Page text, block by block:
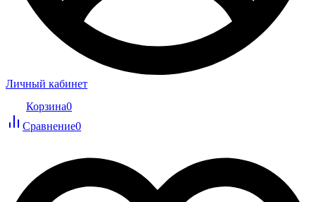
Личный кабинет
Корзина0
Сравнение0